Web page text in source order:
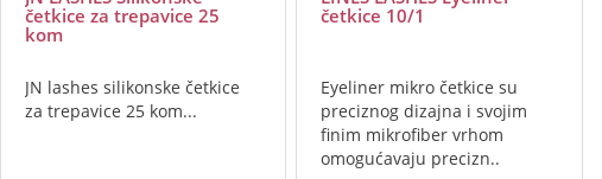
četkice za trepavice 25
kom
JN lashes silikonske četkice
za trepavice 25 kom...
četkice 10/1
Eyeliner mikro četkice su
preciznog dizajna i svojim
finim mikrofiber vrhom
omogućavaju precizn..